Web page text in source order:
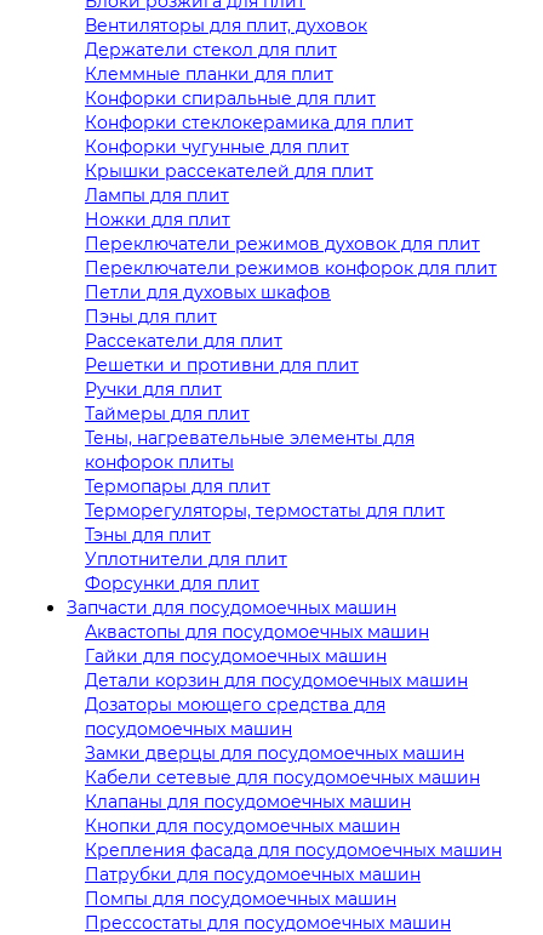
Вентиляторы для плит, духовок
Держатели стекол для плит
Клеммные планки для плит
Конфорки спиральные для плит
Конфорки стеклокерамика для плит
Конфорки чугунные для плит
Крышки рассекателей для плит
Лампы для плит
Ножки для плит
Переключатели режимов духовок для плит
Переключатели режимов конфорок для плит
Петли для духовых шкафов
Пэны для плит
Рассекатели для плит
Решетки и противни для плит
Ручки для плит
Таймеры для плит
Тены, нагревательные элементы для
конфорок плиты
Термопары для плит
Терморегуляторы, термостаты для плит
Тэны для плит
Уплотнители для плит
Форсунки для плит
Запчасти для посудомоечных машин
Аквастопы для посудомоечных машин
Гайки для посудомоечных машин
Детали корзин для посудомоечных машин
Дозаторы моющего средства для
посудомоечных машин
Замки дверцы для посудомоечных машин
Кабели сетевые для посудомоечных машин
Клапаны для посудомоечных машин
Кнопки для посудомоечных машин
Крепления фасада для посудомоечных машин
Патрубки для посудомоечных машин
Помпы для посудомоечных машин
Прессостаты для посудомоечных машин